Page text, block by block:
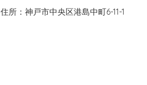
住所：神戸市中央区港島中町6-11-1